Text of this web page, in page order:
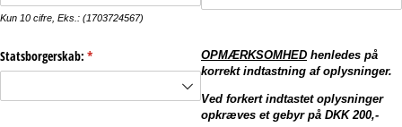
Kun 10 cifre, Eks.: (1703724567)
Statsborgerskab: *
(påkrævet) OPMÆRKSOMHED henledes på
korrekt indtastning af oplysninger.
Ved forkert indtastet oplysninger
opkræves et gebyr på DKK 200,-